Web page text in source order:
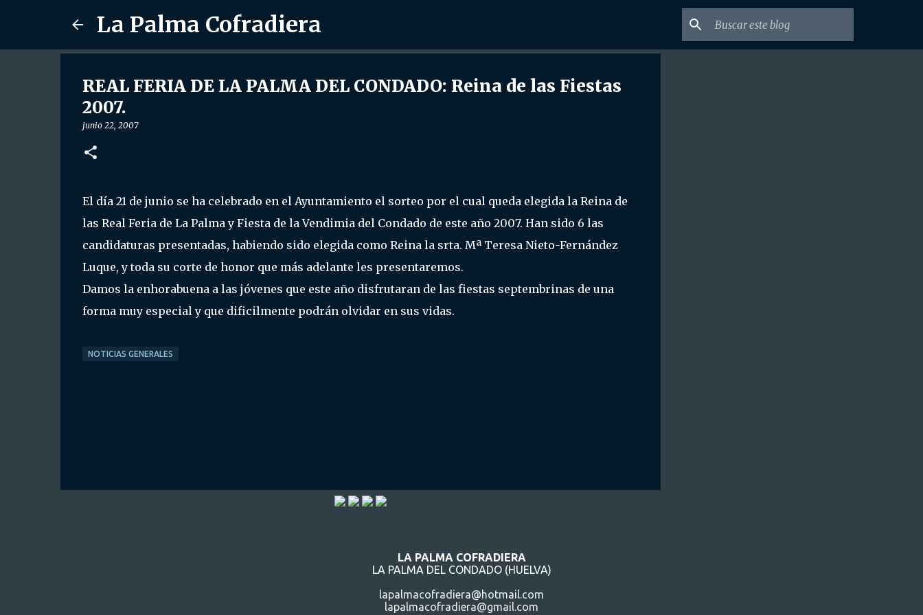
La Palma Cofradiera
REAL FERIA DE LA PALMA DEL CONDADO: Reina de las Fiestas
2007.
junio 22, 2007
El día 21 de junio se ha celebrado en el Ayuntamiento el sorteo por el cual queda elegida la Reina de
las Real Feria de La Palma y Fiesta de la Vendimia del Condado de este año 2007. Han sido 6 las
candidaturas presentadas, habiendo sido elegida como Reina la srta. Mª Teresa Nieto-Fernández
Luque, y toda su corte de honor que más adelante les presentaremos.
Damos la enhorabuena a las jóvenes que este año disfrutaran de las fiestas septembrinas de una
forma muy especial y que dificilmente podrán olvidar en sus vidas.
NOTICIAS GENERALES
LA PALMA COFRADIERA
LA PALMA DEL CONDADO (HUELVA)
lapalmacofradiera@hotmail.com
lapalmacofradiera@gmail.com